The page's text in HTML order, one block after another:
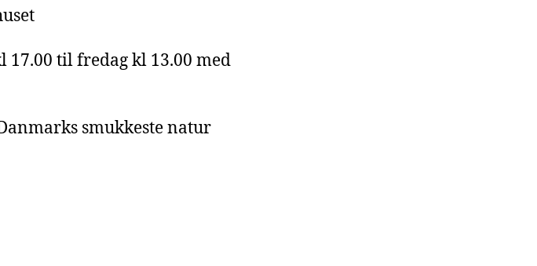
til fredag kl 13.00 med
smukkeste natur